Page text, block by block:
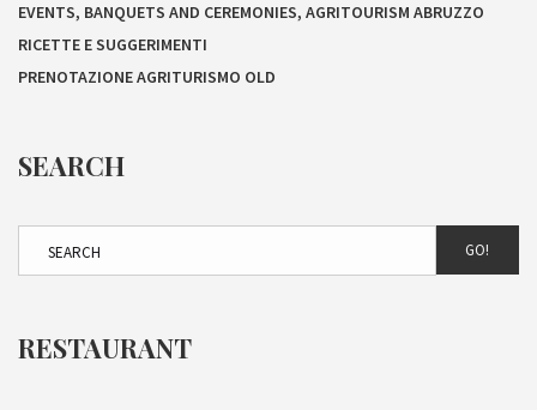
EVENTS, BANQUETS AND CEREMONIES, AGRITOURISM ABRUZZO
RICETTE E SUGGERIMENTI
PRENOTAZIONE AGRITURISMO OLD
SEARCH
GO!
RESTAURANT